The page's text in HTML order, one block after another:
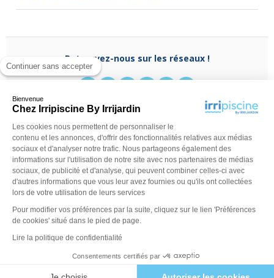
Continuer sans accepter
Bienvenue
Chez Irripiscine By Irrijardin
Les cookies nous permettent de personnaliser le
contenu et les annonces, d'offrir des fonctionnalités relatives aux médias
sociaux et d'analyser notre trafic. Nous partageons également des
informations sur l'utilisation de notre site avec nos partenaires de médias
sociaux, de publicité et d'analyse, qui peuvent combiner celles-ci avec
d'autres informations que vous leur avez fournies ou qu'ils ont collectées
lors de votre utilisation de leurs services
Pour modifier vos préférences par la suite, cliquez sur le lien 'Préférences
de cookies' situé dans le pied de page.
Lire la politique de confidentialité
Consentements certifiés par
Retrouvez-nous sur les réseaux !
Besoin d'aide ?
0970 818 918
(appel non surtaxé)
Du lundi au vendredi de9 h - 13 hà14 h - 18 h ou
contactez-nous vianotre formulaire
Conditions générales de ventes Mentions